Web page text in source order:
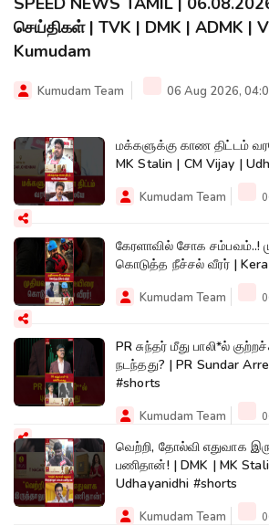
செய்திகள் | TVK | DMK | ADMK |
Kumudam
Kumudam Team 06 Aug 2026,
மக்களுக்கு காண திட்டம் வரவே
MK Stalin | CM Vijay |
Kumudam Team
கேரளாவில் சோக சம்பவம்..!
கொடுத்த நீச்சல் வீரர் |
Kumudam Team
PR சுந்தர் மீது பாலி*ல்
நடந்தது? | PR Sundar
#shorts
Kumudam Team
வெற்றி, தோல்வி எதுவாக
பணிதான்! | DMK | MK
Udhayanidhi #shorts
Kumudam Team